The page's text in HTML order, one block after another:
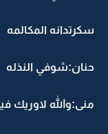
سكرتدانه المكالمه
حنان:شوفي النذله
منى:والله لاوريك